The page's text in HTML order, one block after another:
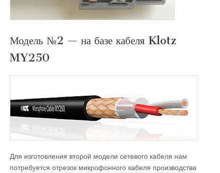
Модель №2 — на базе кабеля Klotz
MY250
Для изготовления второй модели сетевого кабеля нам
потребуется отрезок микрофонного кабеля производства